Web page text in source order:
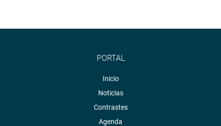
PORTAL
Inicio
Noticias
Contrastes
Agenda